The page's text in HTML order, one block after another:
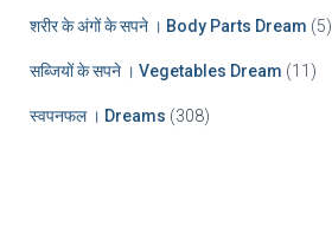
शरीर के अंगों के सपने । Body Parts Dream (5)
सब्जियों के सपने । Vegetables Dream (11)
स्वपनफल । Dreams (308)